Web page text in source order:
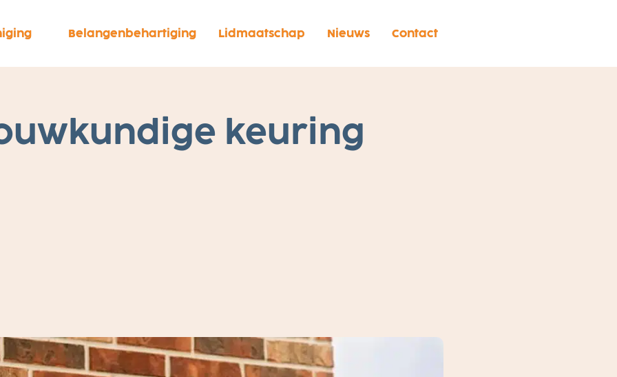
Belangenbehartiging Lidmaatschap Nieuws Contact
keuring